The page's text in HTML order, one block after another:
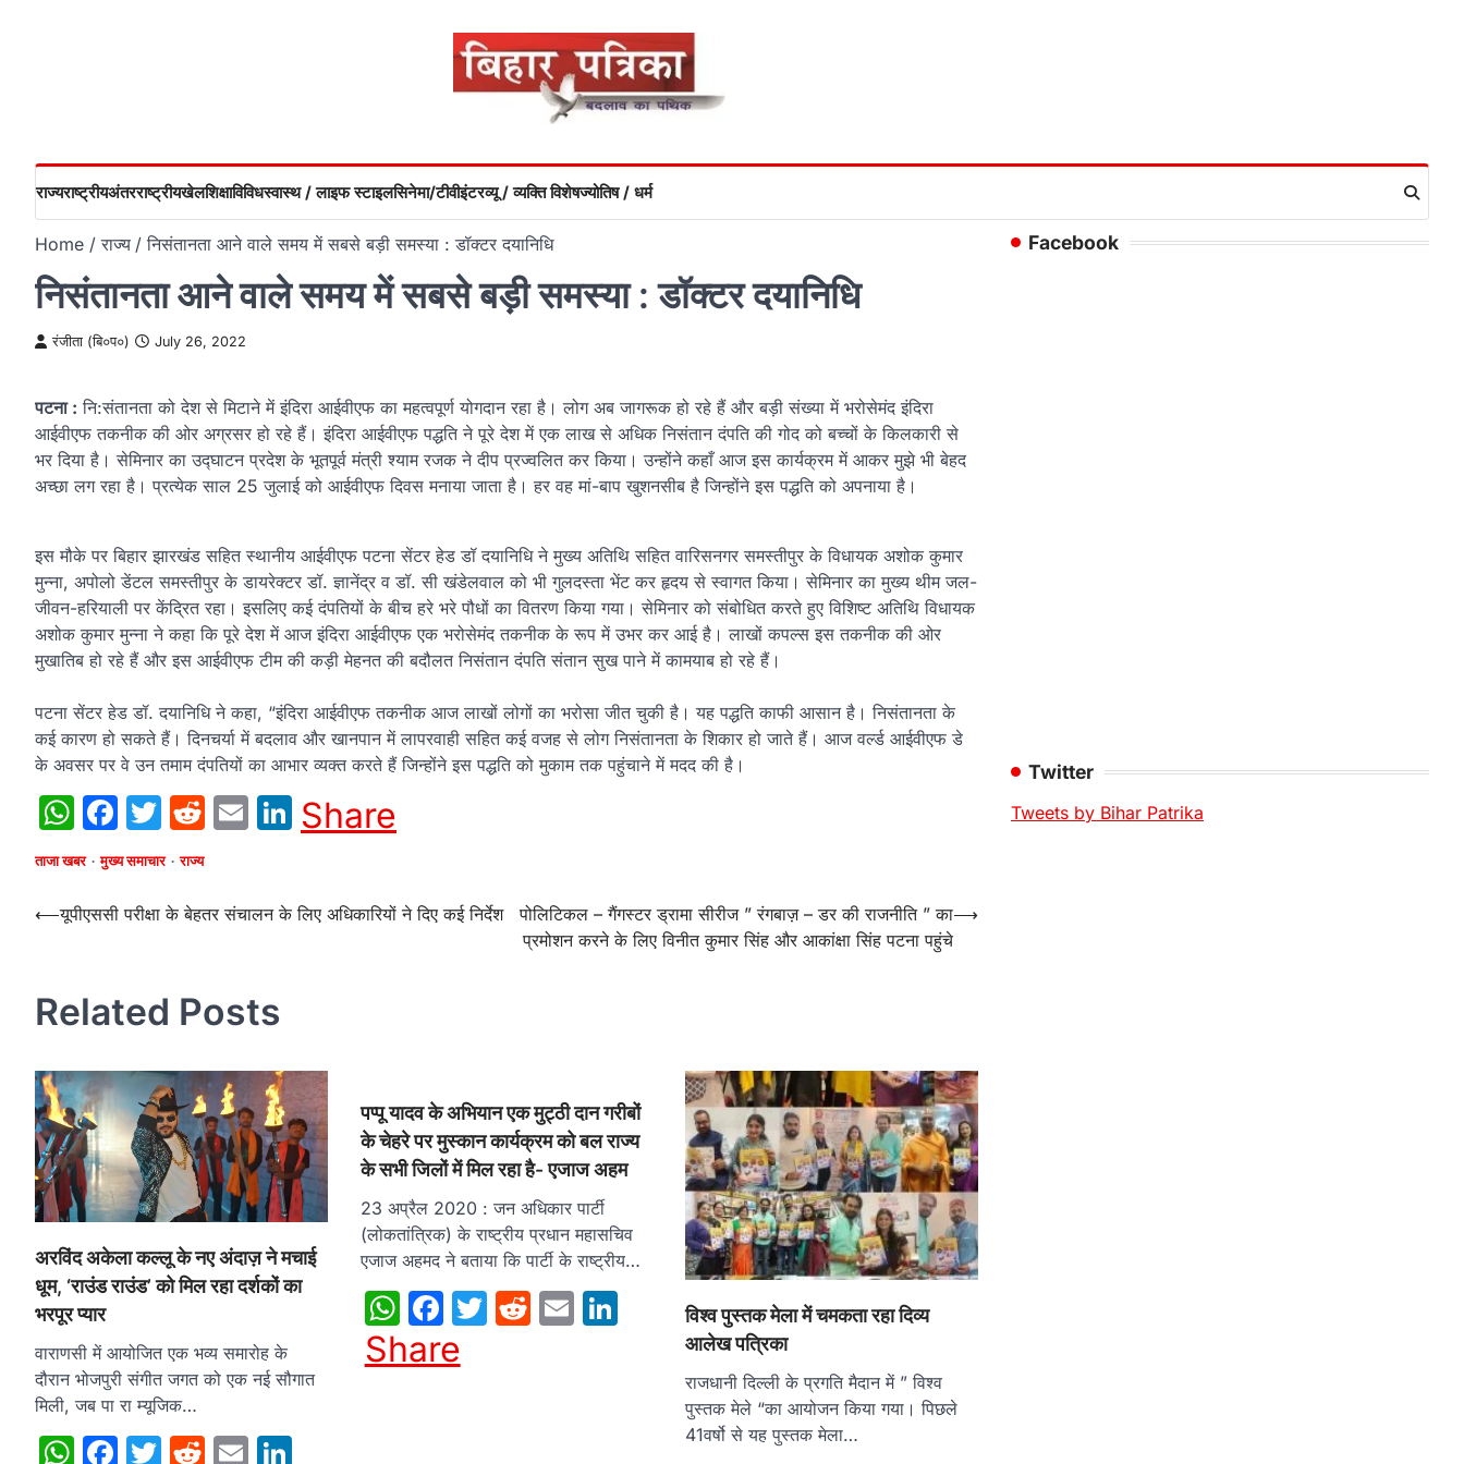
राज्यराष्ट्रीयअंतरराष्ट्रीयखेलशिक्षाविविधस्वास्थ / लाइफ स्टाइलसिनेमा/टीवीइंटरव्यू / व्यक्ति विशेषज्योतिष / धर्म
Home राज्य निसंतानता आने वाले समय में सबसे बड़ी समस्या : डॉक्टर दयानिधि
निसंतानता आने वाले समय में सबसे बड़ी समस्या : डॉक्टर दयानिधि
रंजीता (बि०प०) July 26, 2022
पटना : नि:संतानता को देश से मिटाने में इंदिरा आईवीएफ का महत्वपूर्ण योगदान रहा है। लोग अब जागरूक हो रहे हैं और बड़ी संख्या में भरोसेमंद इंदिरा
आईवीएफ तकनीक की ओर अग्रसर हो रहे हैं। इंदिरा आईवीएफ पद्धति ने पूरे देश में एक लाख से अधिक निसंतान दंपति की गोद को बच्चों के किलकारी से
भर दिया है। सेमिनार का उद्घाटन प्रदेश के भूतपूर्व मंत्री श्याम रजक ने दीप प्रज्वलित कर किया। उन्होंने कहाँ आज इस कार्यक्रम में आकर मुझे भी बेहद
अच्छा लग रहा है। प्रत्येक साल 25 जुलाई को आईवीएफ दिवस मनाया जाता है। ‌हर वह मां-बाप खुशनसीब है जिन्होंने इस पद्धति को अपनाया है।
इस मौके पर बिहार झारखंड सहित स्थानीय आईवीएफ पटना सेंटर हेड डॉ दयानिधि ने मुख्य अतिथि सहित वारिसनगर समस्तीपुर के विधायक अशोक कुमार
मुन्ना, अपोलो डेंटल समस्तीपुर के डायरेक्टर डॉ. ज्ञानेंद्र व डॉ. सी खंडेलवाल को भी गुलदस्ता भेंट कर हृदय से स्वागत किया। सेमिनार का मुख्य थीम जल-
जीवन-हरियाली पर केंद्रित रहा। इसलिए कई दंपतियों के बीच हरे भरे पौधों का वितरण किया गया। सेमिनार को संबोधित करते हुए विशिष्ट अतिथि विधायक
अशोक कुमार मुन्ना ने कहा कि पूरे देश में आज इंदिरा आईवीएफ एक भरोसेमंद तकनीक के रूप में उभर कर आई है। लाखों कपल्स इस तकनीक की ओर
मुखातिब हो रहे हैं और इस आईवीएफ टीम की कड़ी मेहनत की बदौलत निसंतान दंपति संतान सुख पाने में कामयाब हो रहे हैं।
पटना सेंटर हेड डॉ. दयानिधि ने कहा, “इंदिरा आईवीएफ तकनीक आज लाखों लोगों का भरोसा जीत चुकी है। यह पद्धति काफी आसान है। निसंतानता के
कई कारण हो सकते हैं।‌ दिनचर्या में बदलाव और खानपान में लापरवाही सहित कई वजह से लोग निसंतानता के शिकार हो जाते हैं। आज वर्ल्ड आईवीएफ डे
के अवसर पर वे उन तमाम दंपतियों का आभार व्यक्त करते हैं जिन्होंने इस पद्धति को मुकाम तक पहुंचाने में मदद की है।
WhatsApp
Facebook
Twitter
Reddit
EmailLinkedIn
Share
ताजा खबर मुख्य समाचार राज्य
Post
⟵यूपीएससी परीक्षा के बेहतर संचालन के लिए अधिकारियों ने दिए कई निर्देश
पोलिटिकल – गैंगस्टर ड्रामा सीरीज ” रंगबाज़ – डर की राजनीति ” का
प्रमोशन करने के लिए विनीत कुमार सिंह और आकांक्षा सिंह पटना पहुंचे
⟶
Related Posts
अरविंद अकेला कल्लू के नए अंदाज़ ने मचाई
धूम, ‘राउंड राउंड’ को मिल रहा दर्शकों का
भरपूर प्यार
वाराणसी में आयोजित एक भव्य समारोह के
दौरान भोजपुरी संगीत जगत को एक नई सौगात
मिली, जब पा रा म्यूजिक…
WhatsApp
Facebook
Twitter
Reddit
Email
पप्पू यादव के अभियान एक मुट्ठी दान गरीबों
के चेहरे पर मुस्कान कार्यक्रम को बल राज्य
के सभी जिलों में मिल रहा है- एजाज अहम
23 अप्रैल 2020 : जन अधिकार पार्टी
(लोकतांत्रिक) के राष्ट्रीय प्रधान महासचिव
एजाज अहमद ने बताया कि पार्टी के राष्ट्रीय…
WhatsApp
Facebook
Twitter
Reddit
EmailLinkedIn
Share
विश्व पुस्तक मेला में चमकता रहा दिव्य
आलेख पत्रिका
राजधानी दिल्ली के प्रगति मैदान में ” विश्व
पुस्तक मेले “का आयोजन किया गया। पिछले
41वर्षो से यह पुस्तक मेला…
Facebook
Twitter
Tweets by Bihar Patrika